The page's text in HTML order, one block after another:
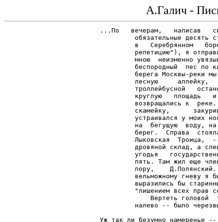
А.Галич -
...По   вечерам,   написав
обязательные десять
в   Серебрянном
репетицию"), я
мною  неизменно
беспородный  пес по
берега Москвы-реки
лесную     аллейку,
троллейбусной
круглую   площадь
возвращались к
скамейку,
устраивался у моих
на  бегущую  воду,
берег.  Справа
Лыковская  Троица,
дровяной склад, а
угодья
пять. Там жил еще
пору,
вельможному гневу я
выразились бы
"лишением всех прав
Вертеть головой
налево -- было
Уж так ли безумно намеренье --